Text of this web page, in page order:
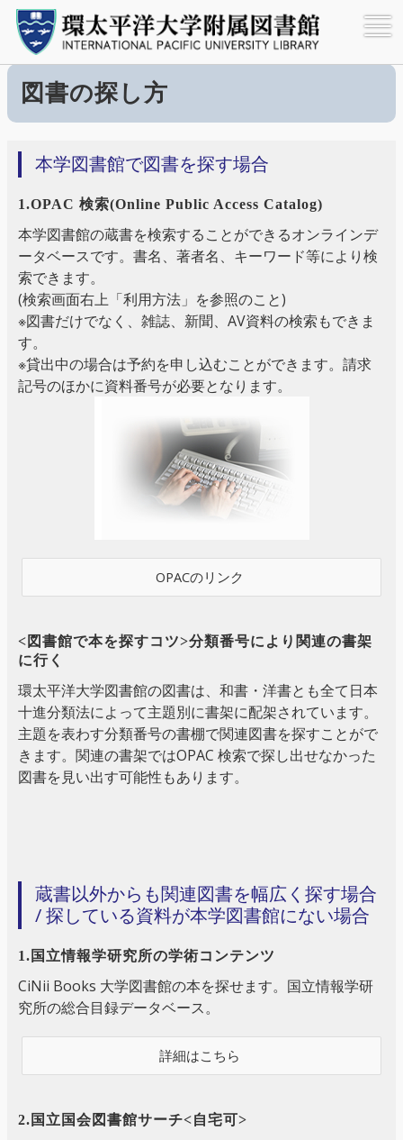
～
IPU・環太平洋大学附属図書館  調べる・探す  図書の探し方
図書の探し方
本学図書館で図書を探す場合
1.OPAC 検索(Online Public Access Catalog)
本学図書館の蔵書を検索することができるオンラインデ
ータベースです。書名、著者名、キーワード等により検
索できます。
(検索画面右上「利用方法」を参照のこと)
※図書だけでなく、雑誌、新聞、AV資料の検索もできま
す。
※貸出中の場合は予約を申し込むことができます。請求
記号のほかに資料番号が必要となります。
OPACのリンク
<図書館で本を探すコツ>分類番号により関連の書架
に行く
環太平洋大学図書館の図書は、和書・洋書とも全て日本
十進分類法によって主題別に書架に配架されています。
主題を表わす分類番号の書棚で関連図書を探すことがで
きます。関連の書架ではOPAC 検索で探し出せなかった
図書を見い出す可能性もあります。
蔵書以外からも関連図書を幅広く探す場合
/ 探している資料が本学図書館にない場合
1.国立情報学研究所の学術コンテンツ
CiNii Books 大学図書館の本を探せます。国立情報学研
究所の総合目録データベース。
詳細はこちら
2.国立国会図書館サーチ<自宅可>